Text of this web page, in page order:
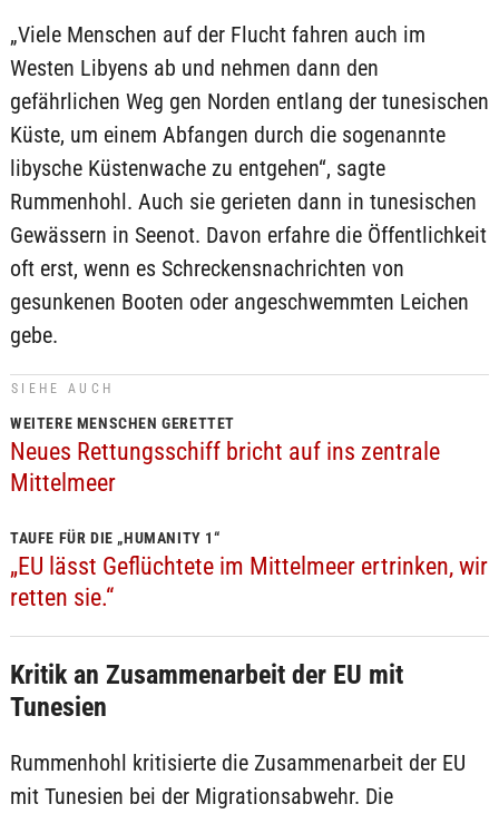
„Viele Menschen auf der Flucht fahren auch im
Westen Libyens ab und nehmen dann den
gefährlichen Weg gen Norden entlang der tunesischen
Küste, um einem Abfangen durch die sogenannte
libysche Küstenwache zu entgehen“, sagte
Rummenhohl. Auch sie gerieten dann in tunesischen
Gewässern in Seenot. Davon erfahre die Öffentlichkeit
oft erst, wenn es Schreckensnachrichten von
gesunkenen Booten oder angeschwemmten Leichen
gebe.
SIEHE AUCH
WEITERE MENSCHEN GERETTET
Neues Rettungsschiff bricht auf ins zentrale
Mittelmeer
TAUFE FÜR DIE „HUMANITY 1“
„EU lässt Geflüchtete im Mittelmeer ertrinken, wir
retten sie.“
Kritik an Zusammenarbeit der EU mit
Tunesien
Rummenhohl kritisierte die Zusammenarbeit der EU
mit Tunesien bei der Migrationsabwehr. Die